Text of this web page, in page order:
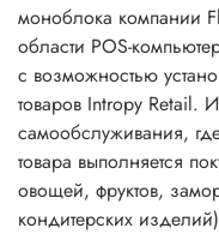
моноблока компании
области POS-
с возможностью
товаров Intropy Retail.
самообслуживания,
товара выполняется
овощей, фруктов,
кондитерских